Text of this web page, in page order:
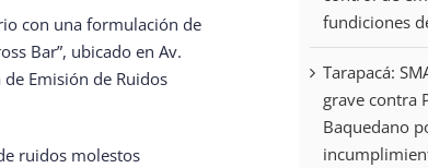
con una formulación de
Bar”, ubicado en Av.
Emisión de Ruidos
ruidos molestos
fundiciones
Tarapacá:
grave contra
Baquedano